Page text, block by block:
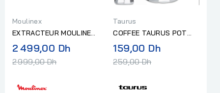
Moulinex
EXTRACTEUR MOULINEX
JUS AUTOCLEAN
2 499,00 DhPrix
2 999,00 Dh
Taurus
COFFEE TAURUS POT
DELLA NONNA 9 TASSES
159,00 DhPrix
259,00 Dh